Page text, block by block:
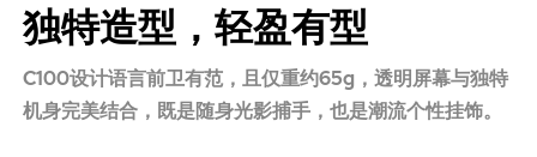
独特造型，轻盈有型
C100设计语言前卫有范，且仅重约65g，透明屏幕与独特
机身完美结合，既是随身光影捕手，也是潮流个性挂饰。